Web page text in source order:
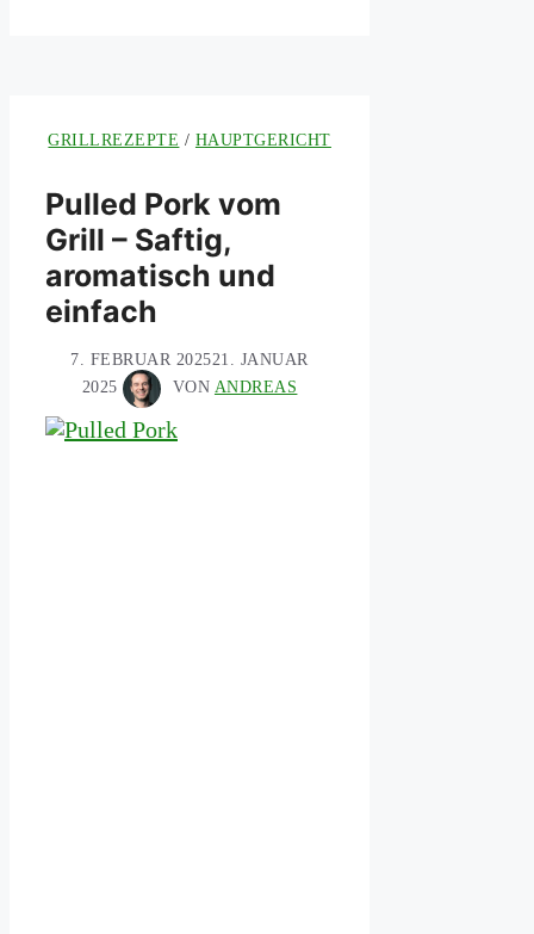
GRILLREZEPTE / HAUPTGERICHT
Pulled Pork vom
Grill – Saftig,
aromatisch und
einfach
7. FEBRUAR 202521. JANUAR
2025
VON ANDREAS